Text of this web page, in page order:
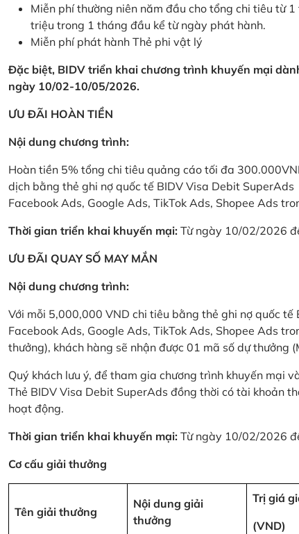
Miễn phí thường niên năm đầu cho tổng chi tiêu từ
triệu trong 1 tháng đầu kể từ ngày phát hành.
Miễn phí phát hành Thẻ phi vật lý
Đặc biệt, BIDV triển khai chương trình khuyến mại
ngày 10/02-10/05/2026.
ƯU ĐÃI HOÀN TIỀN
Nội dung chương trình:
Hoàn tiền 5% tổng chi tiêu quảng cáo tối đa
dịch bằng thẻ ghi nợ quốc tế BIDV Visa Debit
Facebook Ads, Google Ads, TikTok Ads, Shopee Ads
Thời gian triển khai khuyến mại: Từ ngày 10/02/2026
ƯU ĐÃI QUAY SỐ MAY MẮN
Nội dung chương trình:
Với mỗi 5,000,000 VND chi tiêu bằng thẻ ghi nợ quốc
Facebook Ads, Google Ads, TikTok Ads, Shopee Ads
thưởng), khách hàng sẽ nhận được 01 mã số dự thưởng
Quý khách lưu ý, để tham gia chương trình khuyến mại
Thẻ BIDV Visa Debit SuperAds đồng thời có tài khoản
hoạt động.
Thời gian triển khai khuyến mại: Từ ngày 10/02/2026
Cơ cấu giải thưởng
Tên giải thưởng
Nội dung giải
thưởng
Trị giá
(VND)